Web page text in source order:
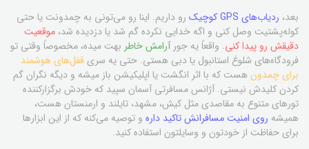
بعد، ردیاب‌های GPS کوچیک
رو داریم. اینا رو می‌تونی به چمدونت یا حتی
کوله‌پشتیت وصل کنی و اگه خدایی نکرده گم شد یا دزدیده شد، موقعیت
دقیقش رو پیدا کنی. واقعاً یه جورآرامش خاطر بهت میده، مخصوصاً وقتی تو
فرودگاه‌های شلوغ استانبول یا دبی هستی. حتی یه سریقفل‌های هوشمند
برای چمدون هست که با اثر انگشت یا اپلیکیشن باز میشه و دیگه نگران گم
کردن کلیدش نیستی. آژانس مسافرتی آسمان سپید که خودش برگزارکننده
تورهای متنوع به مقاصدی مثل کیش، مشهد، تایلند و ارمنستان هست،
همیشه روی امنیت مسافرانش تاکید داره و توصیه می‌کنه که از این ابزارها
برای حفاظت از خودتون و وسایلتون استفاده کنید.